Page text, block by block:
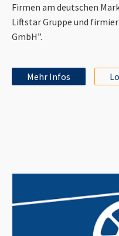
Firmen am deutschen
Liftstar Gruppe und
GmbH”.
Mehr Infos